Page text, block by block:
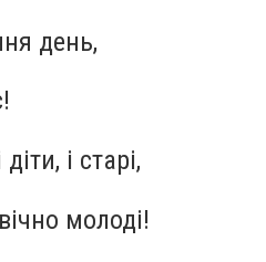
день,
і старі,
молоді!